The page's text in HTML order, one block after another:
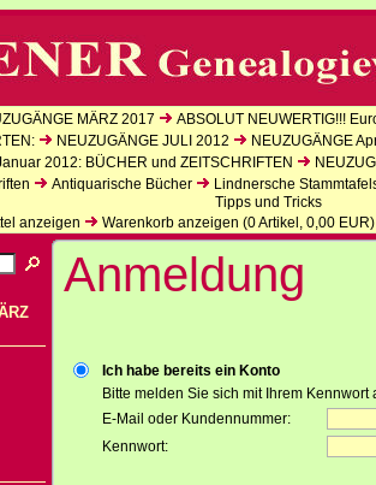
MÄRZ 2017
ABSOLUT NEUWERTIG!!!
NEUZUGÄNGE JULI 2012
NEUZUGÄNGE
2012: BÜCHER und ZEITSCHRIFTEN
Antiquarische Bücher
Lindnersche
Tipps und Tricks
anzeigen
Warenkorb anzeigen (0Artikel, 0,00 EUR)
Anmeldung
Ich habe bereits ein Konto
Bitte melden Sie sich mit Ihrem Kennwort
E-Mail oder Kundennummer:
Kennwort: